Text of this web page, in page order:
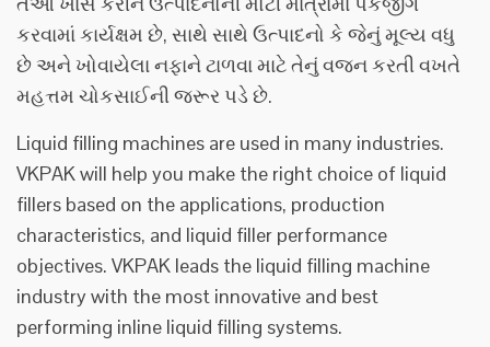
કરવામાં કાર્યક્ષમ છે, સાથે સાથે ઉત્પાદનો કે જેનું મૂલ્ય વધુ
છે અને ખોવાયેલા નફાને ટાળવા માટે તેનું વજન કરતી વખતે
મહત્તમ ચોકસાઈની જરૂર પડે છે.
Liquid filling machines are used in many industries.
VKPAK will help you make the right choice of liquid
fillers based on the applications, production
characteristics, and liquid filler performance
objectives. VKPAK leads the liquid filling machine
industry with the most innovative and best
performing inline liquid filling systems.